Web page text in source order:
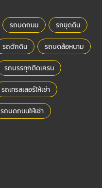
รถบดถนน รถขุดดิน
รถตักดิน รถบดล้อหนาม
รถบรรทุกติดเครน
รถเทรลเลอร์ให้เช่า
รถบดถนนให้เช่า